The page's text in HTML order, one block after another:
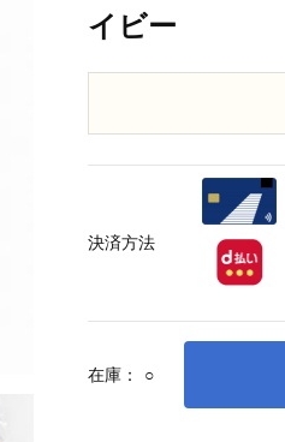
イビー
在庫： ○
決済方法